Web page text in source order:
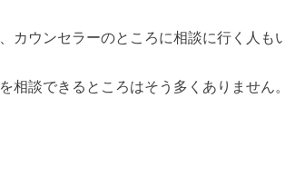
カウンセラーのところに相談に行く人も
を相談できるところはそう多くありません